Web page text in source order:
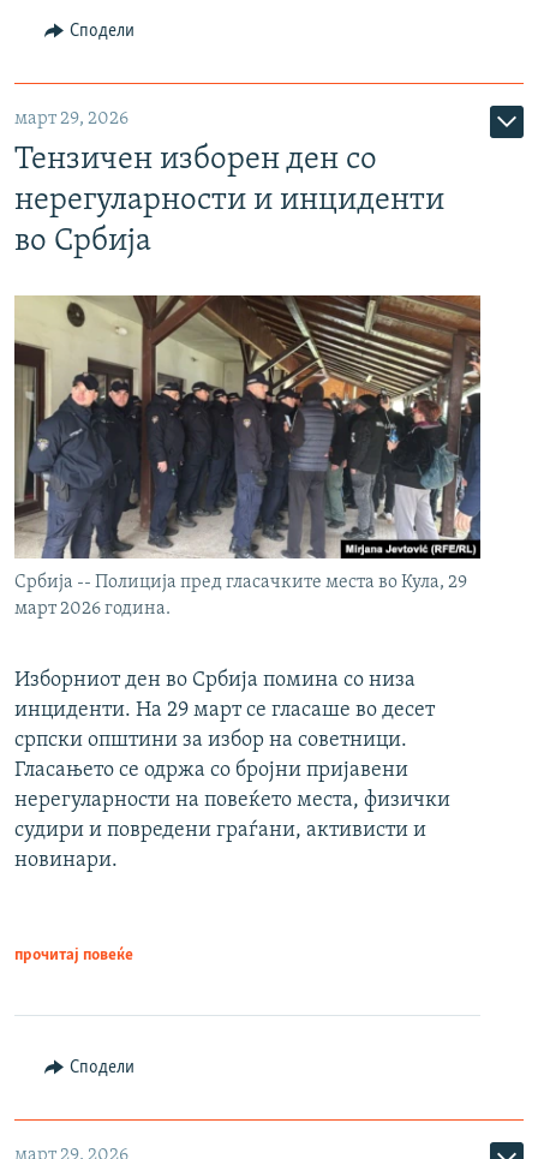
Сподели
март 29, 2026
Тензичен изборен ден со
нерегуларности и инциденти
во Србија
Србија -- Полиција пред гласачките места во Кула, 29
март 2026 година.
Изборниот ден во Србија помина со низа
инциденти. На 29 март се гласаше во десет
српски општини за избор на советници.
Гласањето се одржа со бројни пријавени
нерегуларности на повеќето места, физички
судири и повредени граѓани, активисти и
новинари.
прочитај повеќе
Сподели
март 29, 2026